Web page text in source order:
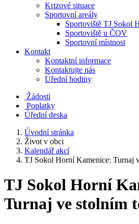
Krizové situace
Sportovní areály
Sportoviště TJ Sokol
Sportoviště u ČOV
Sportovní místnost
Kontakt
Kontaktní informace
Kontaktujte nás
Úřední hodiny
Žádosti
Poplatky
Úřední deska
Úvodní stránka
Život v obci
Kalendář akcí
TJ Sokol Horní Kamenice: Turnaj
TJ Sokol Horní
Turnaj ve stolním